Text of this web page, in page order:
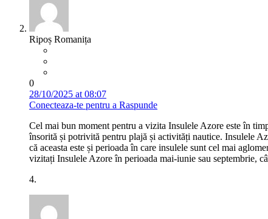
Ripoș Romanița
0
28/10/2025 at 08:07
Conecteaza-te pentru a Raspunde
Cel mai bun moment pentru a vizita Insulele Azore este în
însorită și potrivită pentru plajă și activități nautice. Insulele
că aceasta este și perioada în care insulele sunt cel mai
vizitați Insulele Azore în perioada mai-iunie sau septembrie,
4.